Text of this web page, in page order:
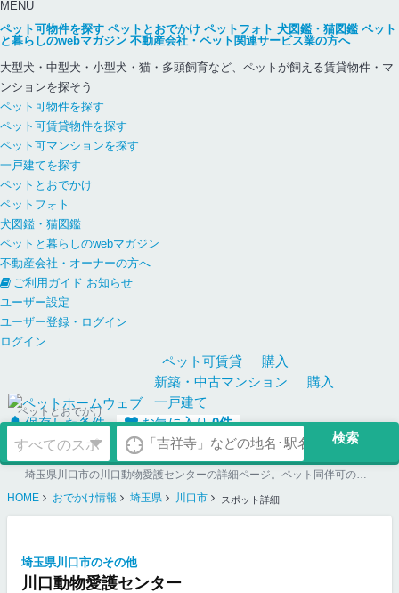
MENU
ペット可物件を探す ペットとおでかけ ペットフォト 犬図鑑・猫図鑑 ペット
と暮らしのwebマガジン 不動産会社・ペット関連サービス業の方へ
大型犬・中型犬・小型犬・猫・多頭飼育など、ペットが飼える賃貸物件・マ
ンションを探そう
ペット可物件を探す
ペット可賃貸物件を探す
ペット可マンションを探す
一戸建てを探す
ペットとおでかけ
ペットフォト
犬図鑑・猫図鑑
ペットと暮らしのwebマガジン
不動産会社・オーナーの方へ
ご利用ガイド お知らせ
ユーザー設定
ユーザー登録・ログイン
ログイン
ペット可賃貸
購入
新築・中古マンション
購入
一戸建て
保存した条件
お気に入り0件
ペットとおでかけ
埼玉県川口市の川口動物愛護センターの詳細ページ。ペット同伴可のお店探しならペットホームウェブ。ペット可賃貸のお部屋探し、ペット可マンション購入のご検討時にもご利用ください。
HOME
おでかけ情報 埼玉県 川口市 スポット詳細
埼玉県川口市のその他
川口動物愛護センター